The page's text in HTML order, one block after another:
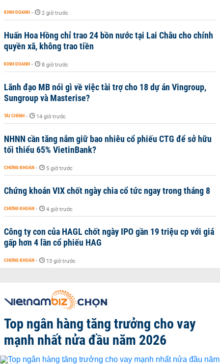
KINH DOANH - 2 giờ trước
Huấn Hoa Hồng chỉ trao 24 bồn nước tại Lai Châu cho chính
quyền xã, không trao tiền
KINH DOANH - 8 giờ trước
Lãnh đạo MB nói gì về việc tài trợ cho 18 dự án Vingroup,
Sungroup và Masterise?
TÀI CHÍNH - 14 giờ trước
NHNN cần tăng nắm giữ bao nhiêu cổ phiếu CTG để sở hữu
tối thiểu 65% VietinBank?
CHỨNG KHOÁN - 5 giờ trước
Chứng khoán VIX chốt ngày chia cổ tức ngay trong tháng 8
CHỨNG KHOÁN - 4 giờ trước
Công ty con của HAGL chốt ngày IPO gần 19 triệu cp với giá
gấp hơn 4 lần cổ phiếu HAG
CHỨNG KHOÁN - 13 giờ trước
Top ngân hàng tăng trưởng cho vay
mạnh nhất nửa đầu năm 2026